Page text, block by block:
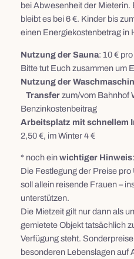
bei Abwesenheit der
bleibt es bei 6 €. Kinder bis
einen Energiekostenbetrag in
Nutzung der Sauna: 10 €
Bitte tut Euch zusammen um
Nutzung der
Transferzum/vom Bahnhof
Benzinkostenbeitrag
Arbeitsplatz mit schnellem
2,50 €, im Winter 4 €
* noch einwichtiger Hinweis:
Die Festlegung der Preise
soll allein reisende Frauen –
unterstützen.
Die Mietzeit gilt nur dann als
gemietete Objekt tatsächlich
Verfügung steht.
besonderen Lebenslagen auf